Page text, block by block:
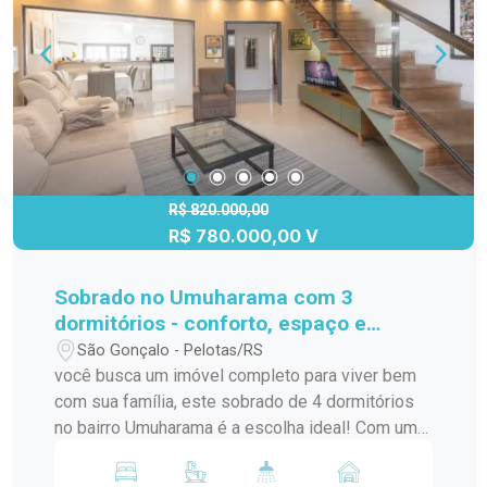
Entre em contato agora mesmo e agende uma
visita para conhecer este imóvel!
R$ 820.000,00
R$ 780.000,00 V
Sobrado no Umuharama com 3
dormitórios - conforto, espaço e
excelente oportunidade!
São Gonçalo - Pelotas/RS
você busca um imóvel completo para viver bem
com sua família, este sobrado de 4 dormitórios
no bairro Umuharama é a escolha ideal! Com uma
de estar aconchegante, integrada à sala de jantar,